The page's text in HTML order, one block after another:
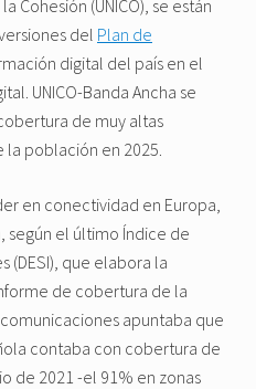
Cohesión (UNICO), se están
del Plan de
digital del país en el
UNICO-Banda Ancha se
de muy altas
población en 2025.
en conectividad en Europa,
el último Índice de
(DESI), que elabora la
de cobertura de la
apuntaba que
contaba con cobertura de
de 2021 -el 91% en zonas